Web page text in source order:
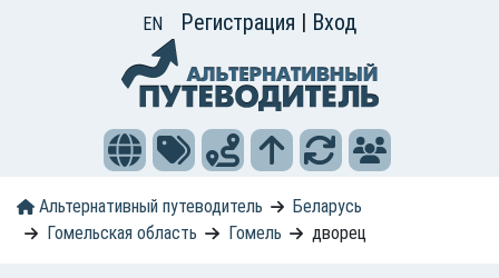
EN Регистрация | Вход
Альтернативный путеводитель
Беларусь
Гомельская область
Гомель дворец